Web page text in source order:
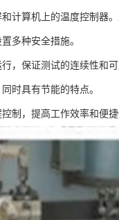
计算机上的温度控制器
多种安全措施。
，保证测试的连续性和可
时具有节能的特点。
制，提高工作效率和便捷